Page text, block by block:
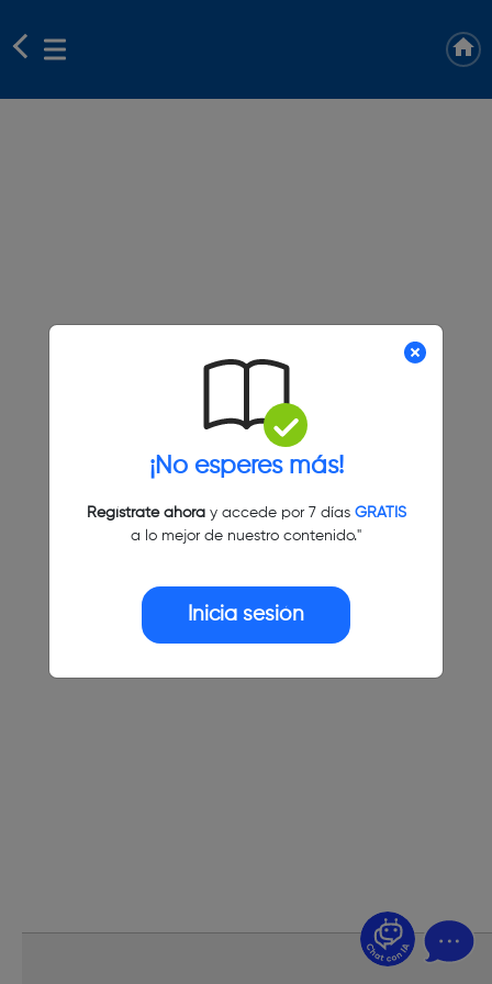
¡No esperes más!
Regístrate ahoray accede por 7 días GRATIS
a lo mejor de nuestro contenido."
Inicia sesión